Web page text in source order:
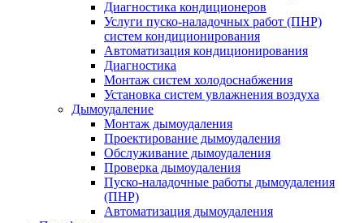
Диагностика кондиционеров
Услуги пуско-наладочных работ (ПНР)
систем кондиционирования
Автоматизация кондиционирования
Диагностика
Монтаж систем холодоснабжения
Установка систем увлажнения воздуха
Дымоудаление
Монтаж дымоудаления
Проектирование дымоудаления
Обслуживание дымоудаления
Проверка дымоудаления
Пуско-наладочные работы дымоудаления
(ПНР)
Автоматизация дымоудаления